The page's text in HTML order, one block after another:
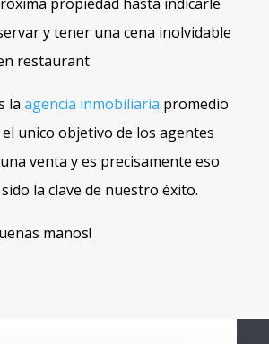
propiedad hasta indicarle
y tener una cena inolvidable
restaurant
laagencia inmobiliaria promedio
unico objetivo de los agentes
venta y es precisamente eso
la clave de nuestro éxito.
manos!